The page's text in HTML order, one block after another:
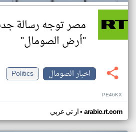
مصر توجه رسالة
"أرض الصومال"
اخبار الصومال
Politics
PE46KX
ار تي عربي• arabic.rt.com